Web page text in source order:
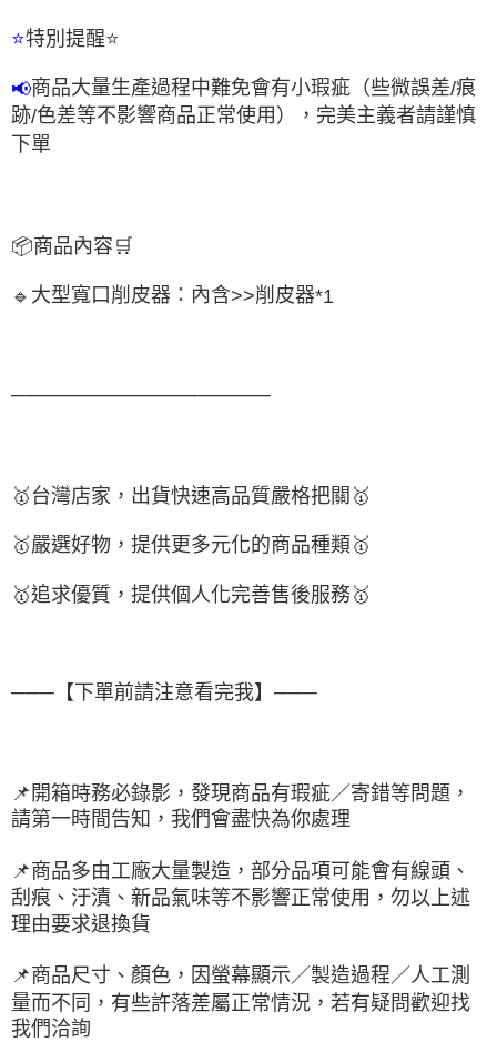
⭐特別提醒⭐
📢商品大量生產過程中難免會有小瑕疵（些微誤差/痕
跡/色差等不影響商品正常使用），完美主義者請謹慎
下單
📦商品內容 🛒
🔹 大型寬口削皮器：內含>>削皮器*1
──────────────────
🥇 台灣店家，出貨快速高品質嚴格把關 🥇
🥇嚴選好物 ，提供更多元化的商品種類 🥇
🥇追求優質， 提供個人化完善售後服務🥇
───【下單前請注意看完我】───
📌 開箱時務必錄影，發現商品有瑕疵／寄錯等問題，
請第一時間告知，我們會盡快為你處理
📌商品多由工廠大量製造，部分品項可能會有線頭、
刮痕、汙漬、新品氣味等不影響正常使用，勿以上述
理由要求退換貨
📌商品尺寸、顏色，因螢幕顯示／製造過程／人工測
量而不同，有些許落差屬正常情況，若有疑問歡迎找
我們洽詢